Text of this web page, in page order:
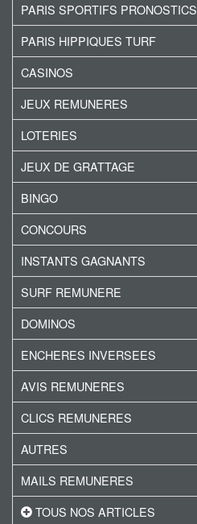
PARIS SPORTIFS PRONOSTICS
PARIS HIPPIQUES TURF
CASINOS
JEUX REMUNERES
LOTERIES
JEUX DE GRATTAGE
BINGO
CONCOURS
INSTANTS GAGNANTS
SURF REMUNERE
DOMINOS
ENCHERES INVERSEES
AVIS REMUNERES
CLICS REMUNERES
AUTRES
MAILS REMUNERES
TOUS NOS ARTICLES